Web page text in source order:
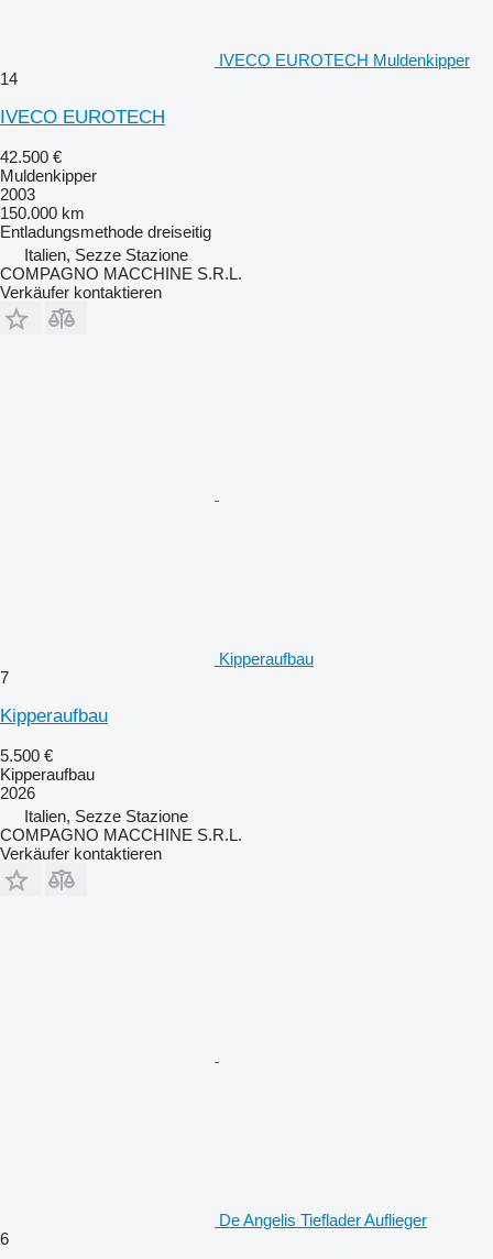
IVECO EUROTECH Muldenkipper
14
IVECO EUROTECH
42.500 €
Muldenkipper
2003
150.000 km
Entladungsmethode dreiseitig
Italien, Sezze Stazione
COMPAGNO MACCHINE S.R.L.
Verkäufer kontaktieren
Kipperaufbau
7
Kipperaufbau
5.500 €
Kipperaufbau
2026
Italien, Sezze Stazione
COMPAGNO MACCHINE S.R.L.
Verkäufer kontaktieren
De Angelis Tieflader Auflieger
6